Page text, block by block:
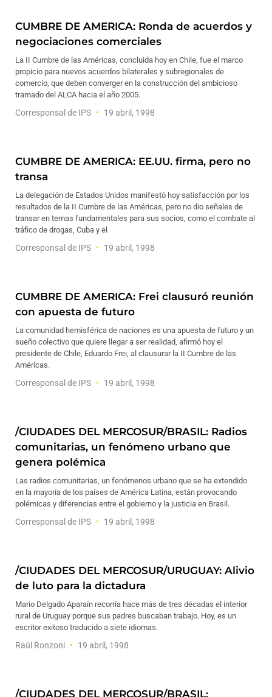
CUMBRE DE AMERICA: Ronda de acuerdos y
negociaciones comerciales
La II Cumbre de las Américas, concluida hoy en Chile, fue el marco
propicio para nuevos acuerdos bilaterales y subregionales de
comercio, que deben converger en la construcción del ambicioso
tramado del ALCA hacia el año 2005.
Corresponsal de IPS 19 abril, 1998
CUMBRE DE AMERICA: EE.UU. firma, pero no
transa
La delegación de Estados Unidos manifestó hoy satisfacción por los
resultados de la II Cumbre de las Américas, pero no dio señales de
transar en temas fundamentales para sus socios, como el combate al
tráfico de drogas, Cuba y el
Corresponsal de IPS 19 abril, 1998
CUMBRE DE AMERICA: Frei clausuró reunión
con apuesta de futuro
La comunidad hemisférica de naciones es una apuesta de futuro y un
sueño colectivo que quiere llegar a ser realidad, afirmó hoy el
presidente de Chile, Eduardo Frei, al clausurar la II Cumbre de las
Américas.
Corresponsal de IPS 19 abril, 1998
/CIUDADES DEL MERCOSUR/BRASIL: Radios
comunitarias, un fenómeno urbano que
genera polémica
Las radios comunitarias, un fenómenos urbano que se ha extendido
en la mayoría de los países de América Latina, están provocando
polémicas y diferencias entre el gobierno y la justicia en Brasil.
Corresponsal de IPS 19 abril, 1998
/CIUDADES DEL MERCOSUR/URUGUAY: Alivio
de luto para la dictadura
Mario Delgado Aparaín recorría hace más de tres décadas el interior
rural de Uruguay porque sus padres buscaban trabajo. Hoy, es un
escritor exitoso traducido a siete idiomas.
Raúl Ronzoni 19 abril, 1998
/CIUDADES DEL MERCOSUR/BRASIL: